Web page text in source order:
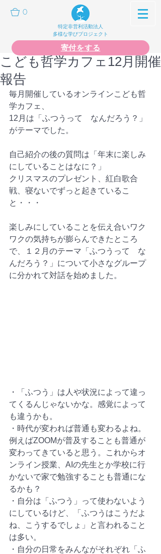
0
特定非営利活動法人
多様な学びプロジェクト
寄付をする
こども哲学カフェ12月開催
報告
毎月開催しているオンラインこども哲
学カフェ、
12月は「ふつうって　なんだろう？」
がテーマでした。
自己紹介の後の質問は「年末に楽しみ
にしていることはなに？」
クリスマスのプレゼント、紅白歌合
戦、寝ないでずっと起きているこ
と・・・
楽しみにしていることを伝え合いワク
ワクの気持ちが膨らんできたところ
で、１２月のテーマ「ふつうって　な
んだろう？」について小さなグループ
に分かれて対話を始めました。
・「ふつう」は人や状況によって違っ
てくるんじゃないかな。感覚によって
も違うかも。
・時代が変われば普通も変わるよね。
例えばZOOMが普及することも普通が
変わってきていると思う。これからオ
ンライン授業、AIの先生とか学校に行
かないで家で勉強することも普通にな
るかも？
・自分は「ふつう」って使わないよう
にしているけど、「ふつうはこうだよ
ね、こうするでしょ」と言われること
は多い。
・自分の日常をみんながそれぞれ「ふ